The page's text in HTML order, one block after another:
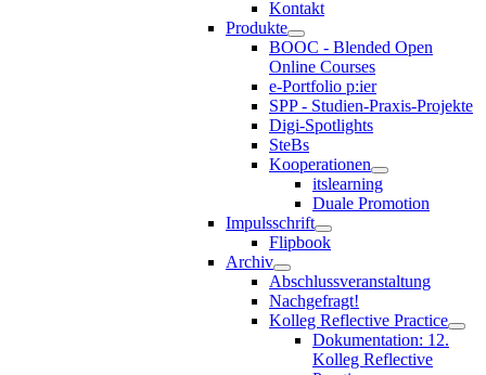
Kontakt
Produkte
BOOC - Blended Open
Online Courses
e-Portfolio p:ier
SPP - Studien-Praxis-Projekte
Digi-Spotlights
SteBs
Kooperationen
itslearning
Duale Promotion
Impulsschrift
Flipbook
Archiv
Abschlussveranstaltung
Nachgefragt!
Kolleg Reflective Practice
Dokumentation: 12.
Kolleg Reflective